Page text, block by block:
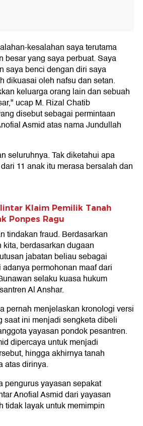
kesalahan saya terutama
besar yang saya perbuat. Saya
saya benci dengan diri saya
dikuasai oleh nafsu dan setan.
keluarga orang lain dan sebuah
ucap M. Rizal Chatib
disebut sebagai permintaan
Asmid atas nama Jundullah
seluruhnya. Tak diketahui apa
11 anak itu merasa bersalah dan
Klaim Pemilik Tanah
Ponpes Ragu
tindakan fraud. Berdasarkan
berdasarkan dugaan
jabatan beliau sebagai
permohonan maaf dari
selaku kuasa hukum
Al Anshar.
pernah menjelaskan kronologi versi
saat ini menjadi sengketa dibeli
yayasan pondok pesantren.
dipercaya untuk menjadi
hingga akhirnya tanah
atas dirinya.
pengurus yayasan sepakat
Anofial Asmid dari yayasan
tidak layak untuk memimpin